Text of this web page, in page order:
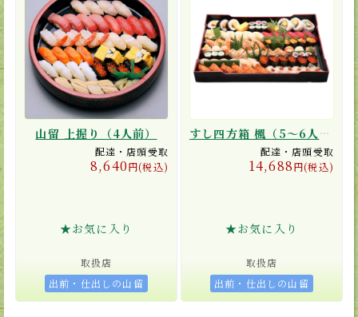
山留 上握り（4人前）
配達・店頭受取
8,640円(税込)
★お気に入り
取扱店
出前・仕出しの山留
すし四方箱 楓（5〜6人前）
配達・店頭受取
14,688円(税込)
★お気に入り
取扱店
出前・仕出しの山留